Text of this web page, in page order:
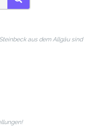
SUCHEN
aus dem Allgäu sind